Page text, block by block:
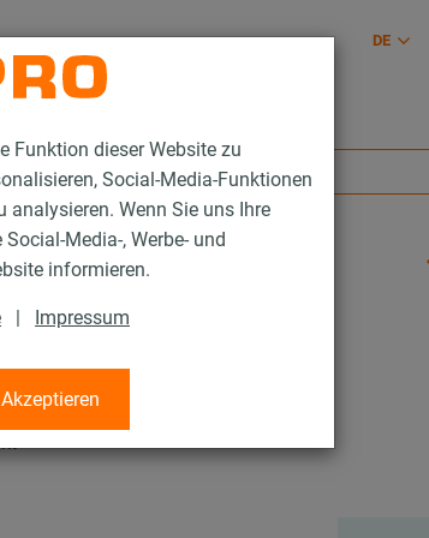
Funktion dieser Website zu
Social-Media-Funktionen
analysieren. Wenn Sie uns Ihre
Media-, Werbe- und
informieren.
| Impressum
Akzeptieren
DE